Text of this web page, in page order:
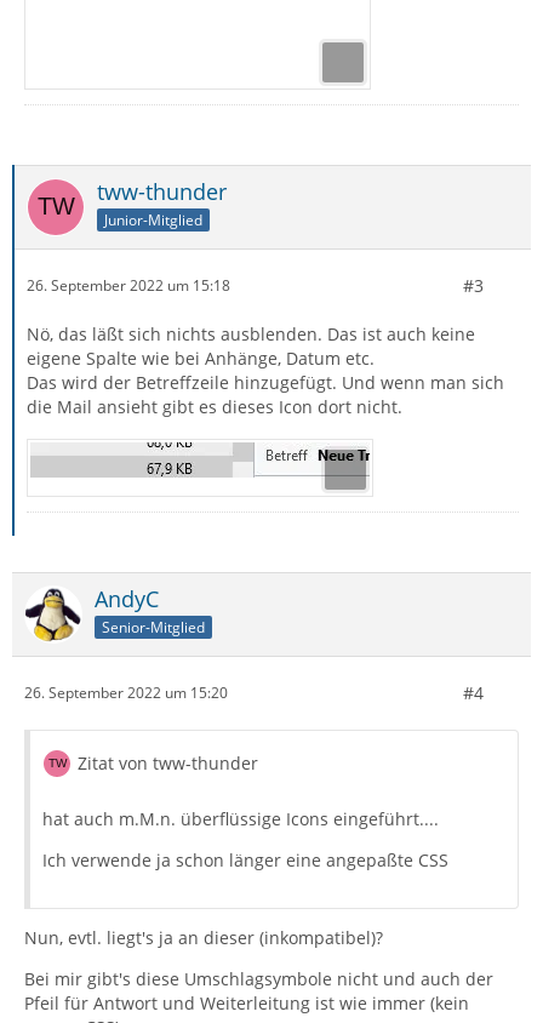
tww-thunder
Junior-Mitglied
26. September 2022 um 15:18 #3
Nö, das läßt sich nichts ausblenden. Das ist auch keine
eigene Spalte wie bei Anhänge, Datum etc.
Das wird der Betreffzeile hinzugefügt. Und wenn man sich
die Mail ansieht gibt es dieses Icon dort nicht.
AndyC
Senior-Mitglied
26. September 2022 um 15:20 #4
Zitat von tww-thunder
hat auch m.M.n. überflüssige Icons eingeführt....
Ich verwende ja schon länger eine angepaßte CSS
Nun, evtl. liegt's ja an dieser (inkompatibel)?
Bei mir gibt's diese Umschlagsymbole nicht und auch der
Pfeil für Antwort und Weiterleitung ist wie immer (kein